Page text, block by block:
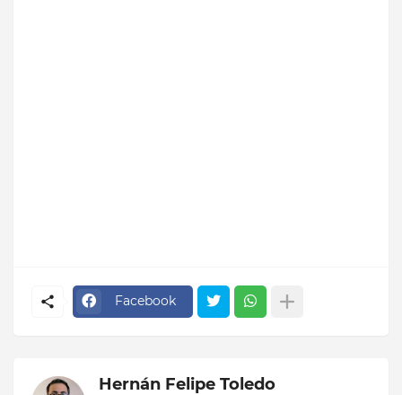
Facebook
Hernán Felipe Toledo